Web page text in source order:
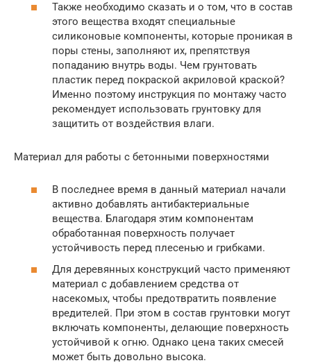
Также необходимо сказать и о том, что в состав
этого вещества входят специальные
силиконовые компоненты, которые проникая в
поры стены, заполняют их, препятствуя
попаданию внутрь воды. Чем грунтовать
пластик перед покраской акриловой краской?
Именно поэтому инструкция по монтажу часто
рекомендует использовать грунтовку для
защитить от воздействия влаги.
Материал для работы с бетонными поверхностями
В последнее время в данный материал начали
активно добавлять антибактериальные
вещества. Благодаря этим компонентам
обработанная поверхность получает
устойчивость перед плесенью и грибками.
Для деревянных конструкций часто применяют
материал с добавлением средства от
насекомых, чтобы предотвратить появление
вредителей. При этом в состав грунтовки могут
включать компоненты, делающие поверхность
устойчивой к огню. Однако цена таких смесей
может быть довольно высока.